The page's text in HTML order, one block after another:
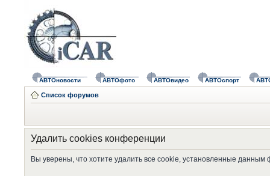
АВТОновости АВТОфото АВТОвидео АВТОспорт
Список форумов
Удалить cookies конференции
Вы уверены, что хотите удалить все cookie, установленные